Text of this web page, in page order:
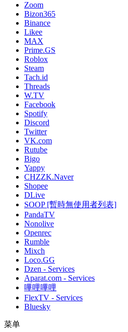
Zoom
Bizon365
Binance
Likee
MAX
Prime.GS
Roblox
Steam
Tach.id
Threads
W.TV
Facebook
Spotify
Discord
Twitter
VK.com
Rutube
Bigo
Yappy
CHZZK.Naver
Shopee
DLive
SOOP [暫時無使用者列表]
PandaTV
Nonolive
Openrec
Rumble
Mixch
Loco.GG
Dzen - Services
Aparat.com - Services
嗶哩嗶哩
FlexTV - Services
Bluesky
菜单